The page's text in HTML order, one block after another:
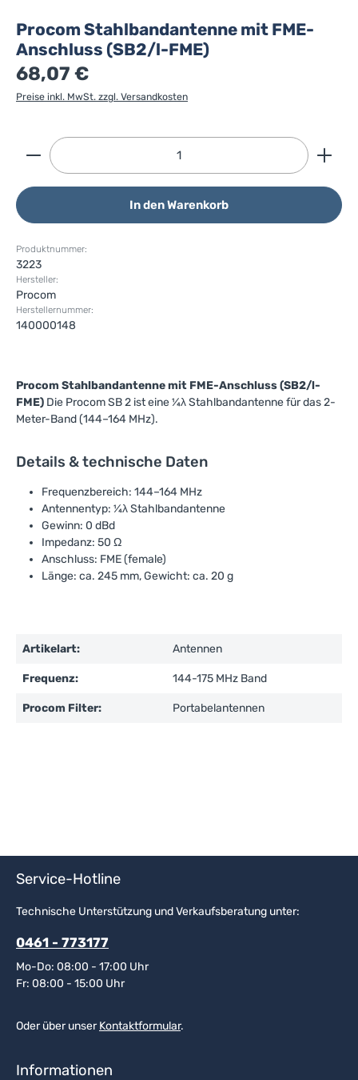
Procom Stahlbandantenne mit FME-
Anschluss (SB2/l-FME)
68,07 €
Preise inkl. MwSt. zzgl. Versandkosten
Produkt Anzahl: Gib den gewünschten Wert ein
In den Warenkorb
Produktnummer:
3223
Hersteller:
Procom
Herstellernummer:
140000148
Procom Stahlbandantenne mit FME-Anschluss (SB2/l-
FME) Die Procom SB 2 ist eine ¼λ Stahlbandantenne für das 2-
Meter-Band (144–164 MHz).
Details & technische Daten
Frequenzbereich: 144–164 MHz
Antennentyp: ¼λ Stahlbandantenne
Gewinn: 0 dBd
Impedanz: 50 Ω
Anschluss: FME (female)
Länge: ca. 245 mm, Gewicht: ca. 20 g
Artikelart: Antennen
Frequenz: 144-175 MHz Band
Procom Filter: Portabelantennen
Service-Hotline
Technische Unterstützung und Verkaufsberatung unter:
0461 - 773177
Mo-Do: 08:00 - 17:00 Uhr
Fr: 08:00 - 15:00 Uhr
Oder über unserKontaktformular.
Informationen